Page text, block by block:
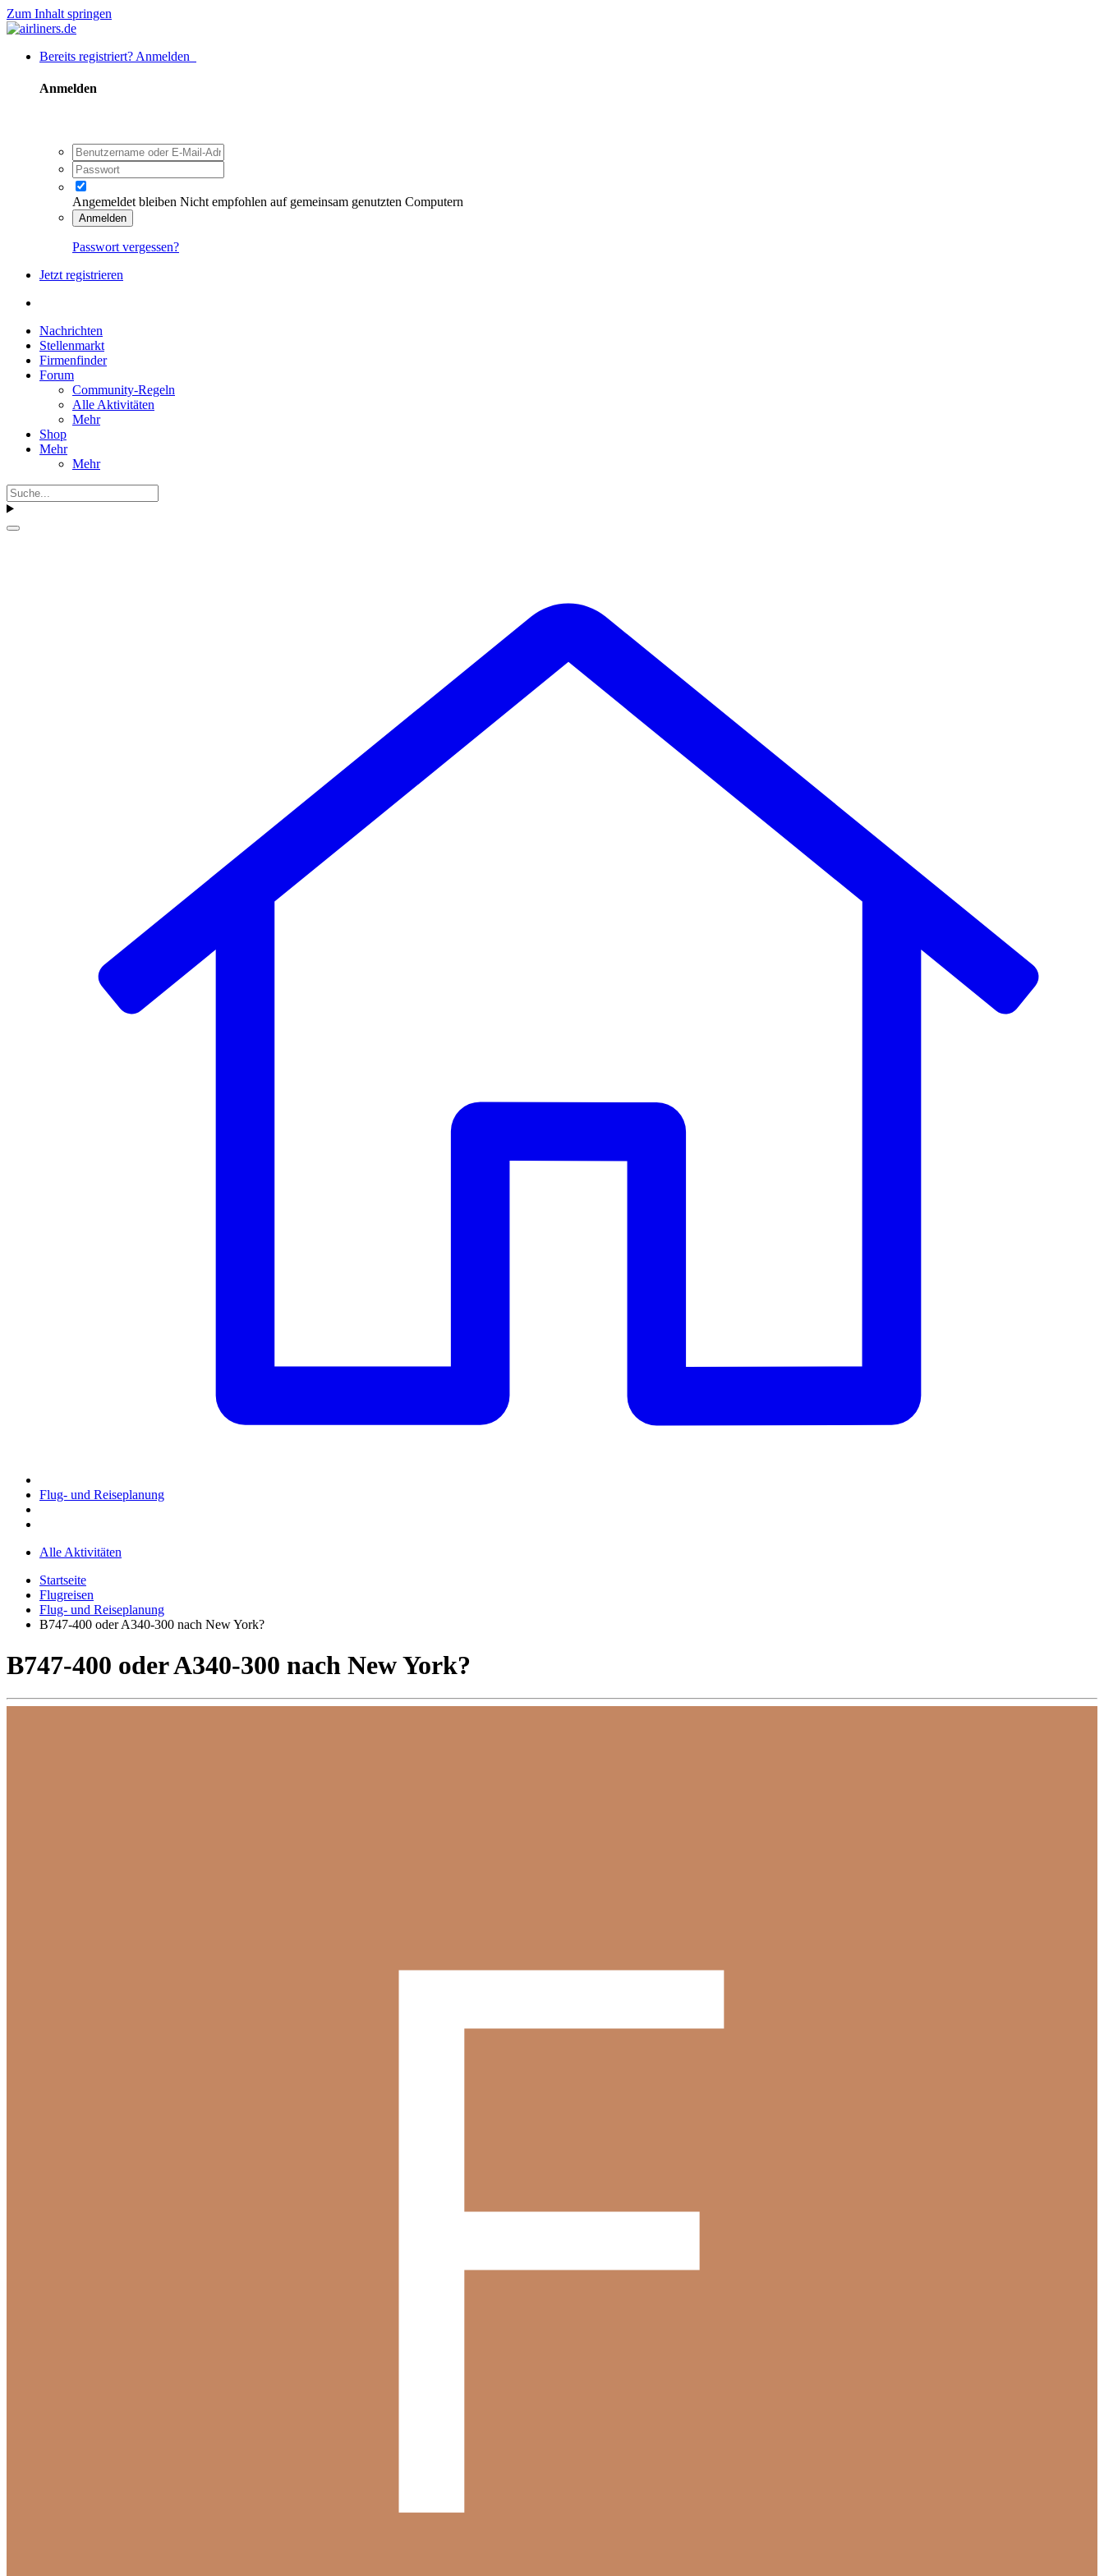
Zum Inhalt springen
Bereits registriert? Anmelden
Anmelden
Angemeldet bleiben Nicht empfohlen auf gemeinsam genutzten Computern
Anmelden
Passwort vergessen?
Jetzt registrieren
Nachrichten
Stellenmarkt
Firmenfinder
Forum
Community-Regeln
Alle Aktivitäten
Mehr
Shop
Mehr
Mehr
Flug- und Reiseplanung
Alle Aktivitäten
Startseite
Flugreisen
Flug- und Reiseplanung
B747-400 oder A340-300 nach New York?
B747-400 oder A340-300 nach New York?